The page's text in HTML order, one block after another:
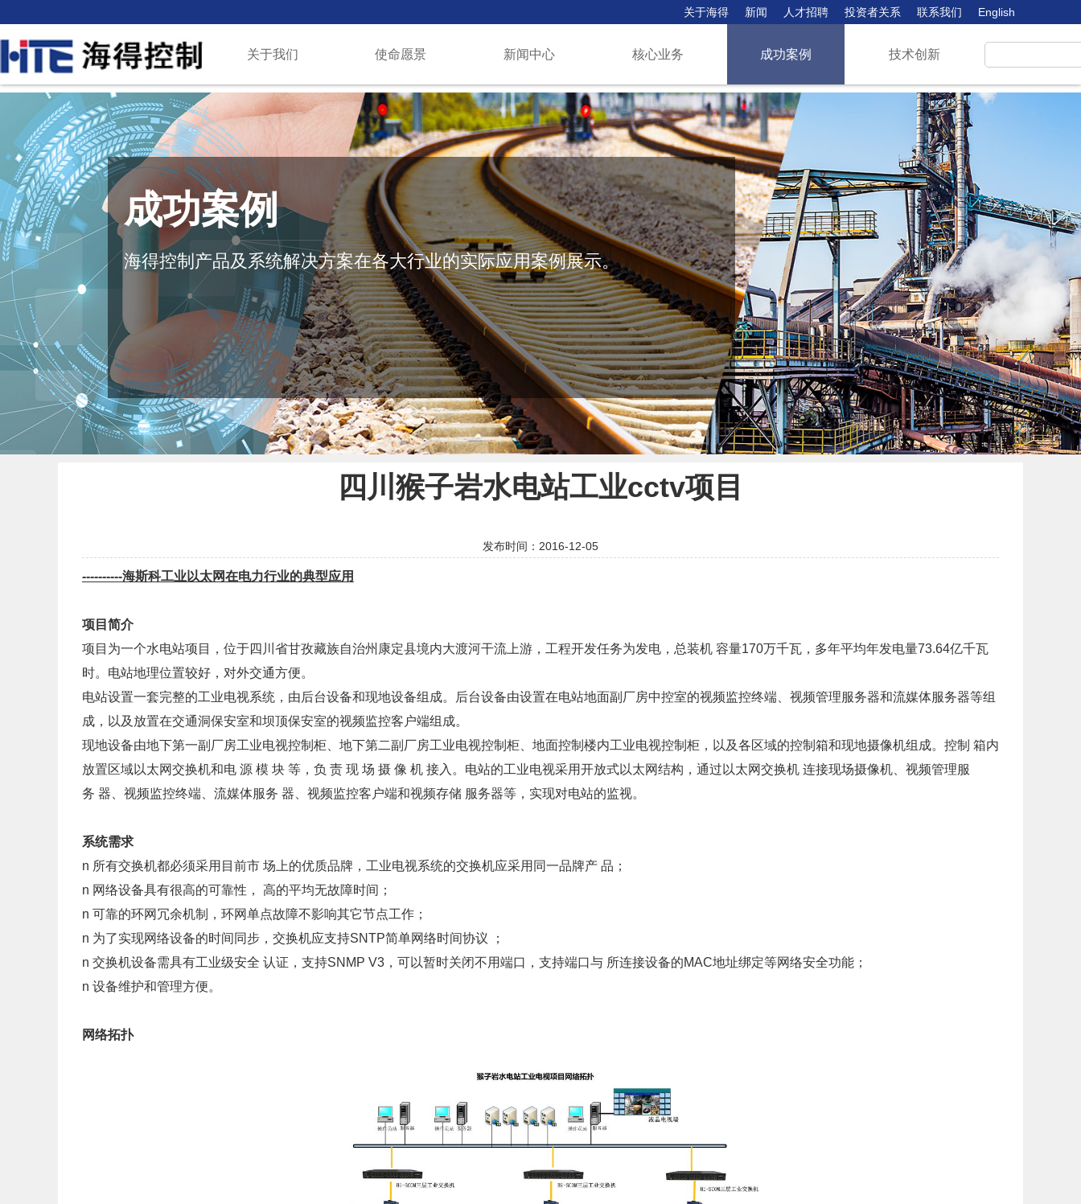
English
联系我们
投资者关系
人才招聘
新闻
关于海得
关于我们 使命愿景 新闻中心 核心业务 成功案例 技术创新
成功案例
海得控制产品及系统解决方案在各大行业的实际应用案例展示。
四川猴子岩水电站工业cctv项目
发布时间：2016-12-05
----------海斯科工业以太网在电力行业的典型应用
项目简介
项目为一个水电站项目， 位于四川省甘孜藏族自治州康定县境内大渡河干流上游，工程开发任务为发电，总装机 容量170万千瓦，多年平均年发电量73.64亿千瓦
时。电站地理位置较好，对外交通方便。
电站设置一套完整的工业电视系统，由后台设备和现地设备组成。后台设备由设置在电站地面副厂房中控室的视频监控终端、视频管理服务器和流媒体服务器等组
成，以及放置在交通洞保安室和坝顶保安室的视频监控客户端组成。
现地设备由地下第一副厂房工业电视控制柜、地下第二副厂房工业电视控制柜、地面控制楼内工业电视控制柜，以及各区域的控制箱和现地摄像机组成。控制 箱内
放置区域以太网交换机和电 源 模 块 等，负 责 现 场 摄 像 机 接入。电站的工业电视采用开放式以太网结构，通过以太网交换机 连接现场摄像机、视频管理服
务 器、视频监控终端、流媒体服务 器、视频监控客户端和视频存储 服务器等，实现对电站的监视。
系统需求
n 所有交换机都必须采用目前市 场上的优质品牌，工业电视系统的交换机应采用同一品牌产 品；
n 网络设备具有很高的可靠性，
高的平均无故障时间；
n 可靠的环网冗余机制，环网单点故障不影响其它节点工作；
n 为了实现网络设备的时间同步，交换机应支持SNTP简单网络时间协议 ；
n 交换机设备需具有工业级安全 认证，支持SNMP V3，可以暂时关闭不用端口，支持端口与 所连接设备的MAC地址绑定等网络安全功能；
n 设备维护和管理方便。
网络拓扑